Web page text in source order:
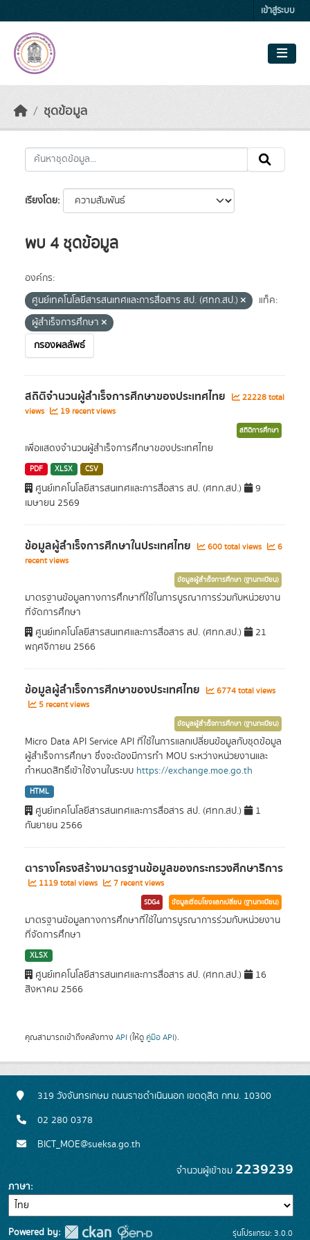
เข้าสู่ระบบ
ชุดข้อมูล
เรียงโดย
พบ 4 ชุดข้อมูล
องค์กร:
ศูนย์เทคโนโลยีสารสนเทศและการสื่อสาร สป. (ศทก.สป.)
แท็ค:
ผู้สำเร็จการศึกษา
กรองผลลัพธ์
สถิติจำนวนผู้สำเร็จการศึกษาของประเทศไทย
22228 total
views
19 recent views
สถิติการศึกษา
เพื่อแสดงจำนวนผู้สำเร็จการศึกษาของประเทศไทย
PDF XLSX CSV
ศูนย์เทคโนโลยีสารสนเทศและการสื่อสาร สป. (ศทก.สป.)
9
เมษายน 2569
ข้อมูลผู้สำเร็จการศึกษาในประเทศไทย 600 total views
6
recent views
ข้อมูลผู้สำเร็จการศึกษา (ฐานทะเบียน)
มาตรฐานข้อมูลทางการศึกษาที่ใช้ในการบูรณาการร่วมกับหน่วยงาน
ที่จัดการศึกษา
ศูนย์เทคโนโลยีสารสนเทศและการสื่อสาร สป. (ศทก.สป.)
21
พฤศจิกายน 2566
ข้อมูลผู้สำเร็จการศึกษาของประเทศไทย
6774 total views
5 recent views
ข้อมูลผู้สำเร็จการศึกษา (ฐานทะเบียน)
Micro Data API Service API ที่ใช้ในการแลกเปลี่ยนข้อมูลกับชุดข้อมูล
ผู้สำเร็จการศึกษา ซึ่งจะต้องมีการทำ MOU ระหว่างหน่วยงานและ
กำหนดสิทธิ์เข้าใช้งานในระบบ https://exchange.moe.go.th
HTML
ศูนย์เทคโนโลยีสารสนเทศและการสื่อสาร สป. (ศทก.สป.)
1
กันยายน 2566
ตารางโครงสร้างมาตรฐานข้อมูลของกระทรวงศึกษาธิการ
1119 total views 7 recent views
SDG4 ข้อมูลเชื่อมโยงแลกเปลี่ยน (ฐานทะเบียน)
มาตรฐานข้อมูลทางการศึกษาที่ใช้ในการบูรณาการร่วมกับหน่วยงาน
ที่จัดการศึกษา
XLSX
ศูนย์เทคโนโลยีสารสนเทศและการสื่อสาร สป. (ศทก.สป.)
16
สิงหาคม 2566
คุณสามารถเข้าถึงคลังทาง API (ให้ดู คู่มือ API).
319 วังจันทรเกษม ถนนราชดำเนินนอก เขตดุสิต กทม. 10300
02 280 0378
BICT_MOE@sueksa.go.th
จำนวนผู้เข้าชม 2239239
ภาษา
Powered by: รุ่นโปรแกรม: 3.0.0